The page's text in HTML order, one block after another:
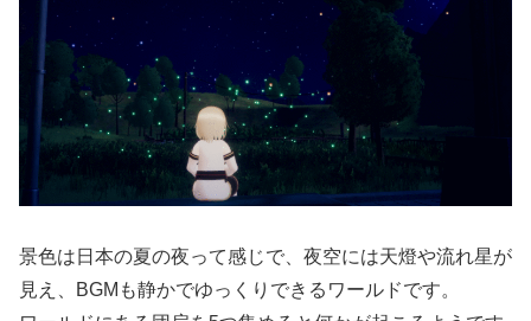
景色は日本の夏の夜って感じで、夜空には天燈や流れ星が
見え、BGMも静かでゆっくりできるワールドです。